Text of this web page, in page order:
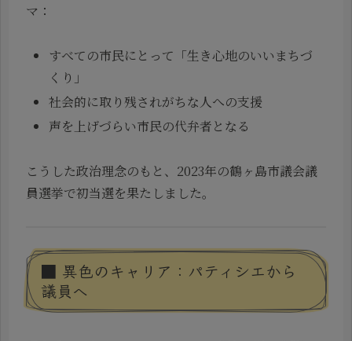
マ：
すべての市民にとって「生き心地のいいまちづ
くり」
社会的に取り残されがちな人への支援
声を上げづらい市民の代弁者となる
こうした政治理念のもと、2023年の鶴ヶ島市議会議
員選挙で初当選を果たしました。
■ 異色のキャリア：パティシエから
議員へ